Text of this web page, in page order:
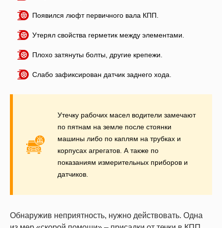
Появился люфт первичного вала КПП.
Утерял свойства герметик между элементами.
Плохо затянуты болты, другие крепежи.
Слабо зафиксирован датчик заднего хода.
Утечку рабочих масел водители замечают
по пятнам на земле после стоянки
машины либо по каплям на трубках и
корпусах агрегатов. А также по
показаниям измерительных приборов и
датчиков.
Обнаружив неприятность, нужно действовать. Одна